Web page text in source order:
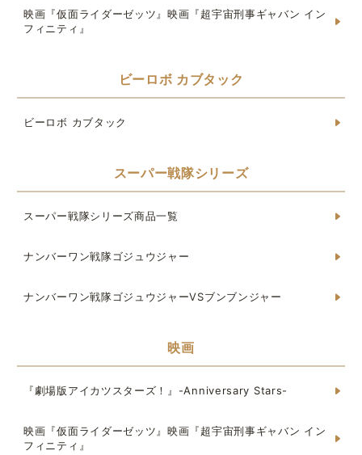
映画『仮面ライダーゼッツ』映画『超宇宙刑事ギャバン イン
フィニティ』
ビーロボ カブタック
ビーロボ カブタック
スーパー戦隊シリーズ
スーパー戦隊シリーズ商品一覧
ナンバーワン戦隊ゴジュウジャー
ナンバーワン戦隊ゴジュウジャーVSブンブンジャー
映画
『劇場版アイカツスターズ！』-Anniversary Stars-
映画『仮面ライダーゼッツ』映画『超宇宙刑事ギャバン イン
フィニティ』